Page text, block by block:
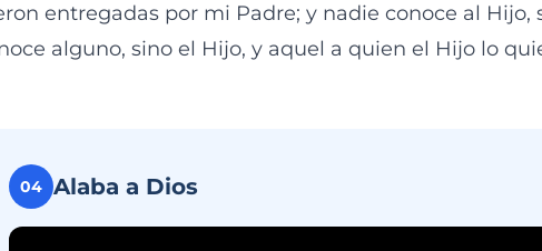
entregadas por mi Padre; y nadie conoce al Hijo,
alguno, sino el Hijo, y aquel a quien el Hijo lo
04 Alaba a Dios